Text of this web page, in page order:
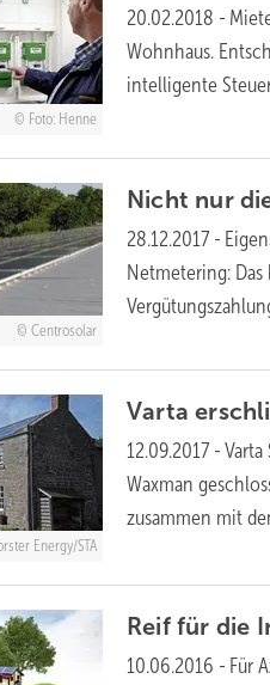
Foto: Henne
20.02.2018 -
Wohnhaus.
intelligente
Centrosolar
Nicht nur
28.12.2017 -
Netmetering:
Energy/STA
Varta
12.09.2017 -
Waxman
zusammen mit
Reif für die
10.06.2016 - Für